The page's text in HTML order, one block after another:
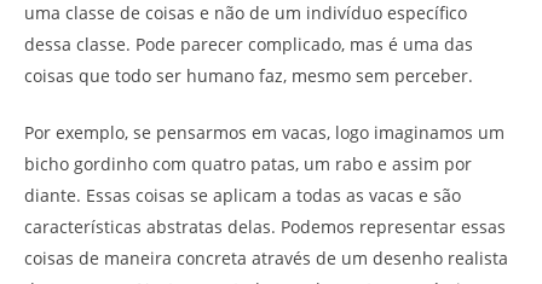
uma classe de coisas e não de um indivíduo específico
dessa classe. Pode parecer complicado, mas é uma das
coisas que todo ser humano faz, mesmo sem perceber.
Por exemplo, se pensarmos em vacas, logo imaginamos um
bicho gordinho com quatro patas, um rabo e assim por
diante. Essas coisas se aplicam a todas as vacas e são
características abstratas delas. Podemos representar essas
coisas de maneira concreta através de um desenho realista